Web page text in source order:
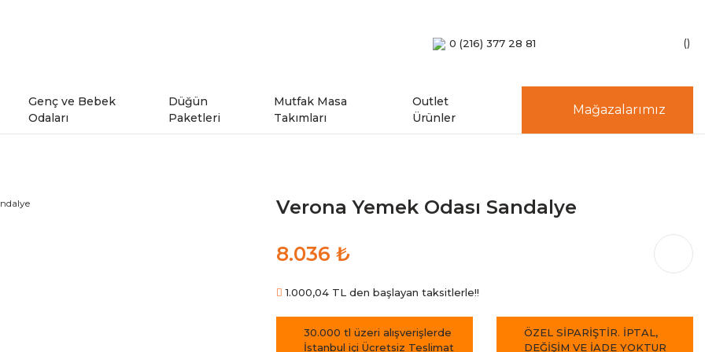
0 (216) 377 28 81
Genç ve Bebek
Odaları
Düğün
Paketleri
Mutfak Masa
Takımları
Outlet
Ürünler
Mağazalarımız
Verona Yemek Odası Sandalye
8.036 ₺
1.000,04 TL den başlayan taksitlerle!!
30.000 tl üzeri alışverişlerde
İstanbul içi Ücretsiz Teslimat
ÖZEL SİPARİŞTİR. İPTAL,
DEĞİŞİM VE İADE YOKTUR